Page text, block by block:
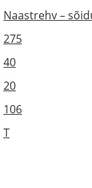
Naastrehv –
275
40
20
106
T